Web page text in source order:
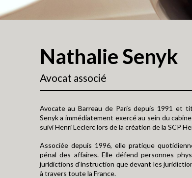
Nathalie Senyk
Avocat associé
Avocate au Barreau de Paris depuis 1991 et
Senyk a immédiatement exercé au sein du
suivi Henri Leclerc lors de la création de la SCP
Associée depuis 1996, elle pratique
pénal des affaires. Elle défend personnes
juridictions d'instruction que devant les
à travers toute la France.